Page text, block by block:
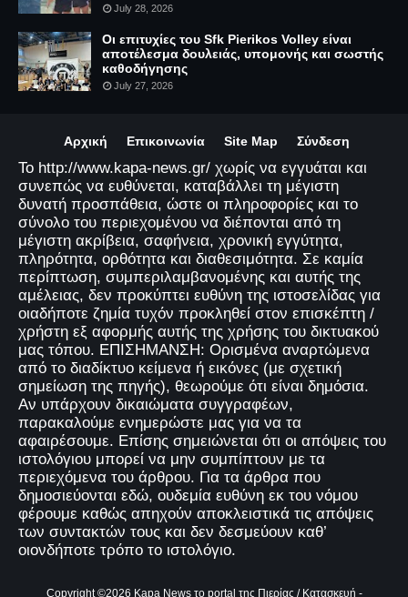
July 28, 2026
Οι επιτυχίες του Sfk Pierikos Volley είναι
αποτέλεσμα δουλειάς, υπομονής και σωστής
καθοδήγησης
July 27, 2026
Αρχική Επικοινωνία Site Map Σύνδεση
Το http://www.kapa-news.gr/ χωρίς να εγγυάται και
συνεπώς να ευθύνεται, καταβάλλει τη μέγιστη
δυνατή προσπάθεια, ώστε οι πληροφορίες και το
σύνολο του περιεχομένου να διέπονται από τη
μέγιστη ακρίβεια, σαφήνεια, χρονική εγγύτητα,
πληρότητα, ορθότητα και διαθεσιμότητα. Σε καμία
περίπτωση, συμπεριλαμβανομένης και αυτής της
αμέλειας, δεν προκύπτει ευθύνη της ιστοσελίδας για
οιαδήποτε ζημία τυχόν προκληθεί στον επισκέπτη /
χρήστη εξ αφορμής αυτής της χρήσης του δικτυακού
μας τόπου. ΕΠΙΣΗΜΑΝΣΗ: Ορισμένα αναρτώμενα
από το διαδίκτυο κείμενα ή εικόνες (με σχετική
σημείωση της πηγής), θεωρούμε ότι είναι δημόσια.
Αν υπάρχουν δικαιώματα συγγραφέων,
παρακαλούμε ενημερώστε μας για να τα
αφαιρέσουμε. Επίσης σημειώνεται ότι οι απόψεις του
ιστολόγιου μπορεί να μην συμπίπτουν με τα
περιεχόμενα του άρθρου. Για τα άρθρα που
δημοσιεύονται εδώ, ουδεμία ευθύνη εκ του νόμου
φέρουμε καθώς απηχούν αποκλειστικά τις απόψεις
των συντακτών τους και δεν δεσμεύουν καθ’
οιονδήποτε τρόπο το ιστολόγιο.
Copyright ©2026 Kapa News το portal της Πιερίας / Κατασκευή -